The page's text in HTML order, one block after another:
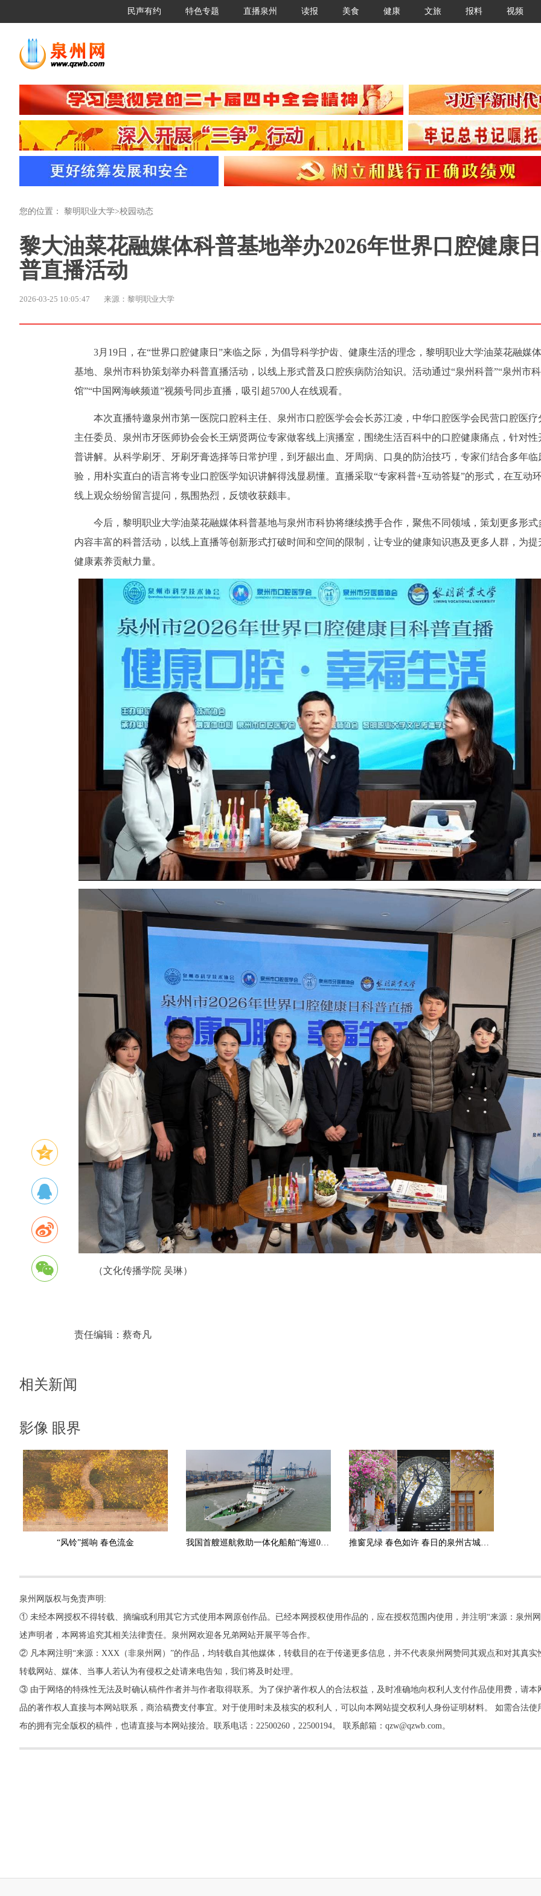
民声有约 特色专题 直播泉州 读报 美食 健康 文旅 报料 视频
您的位置： 黎明职业大学>校园动态
黎大油菜花融媒体科普基地举办2026年世界口腔健康
普直播活动
2026-03-25 10:05:47 来源：黎明职业大学
3月19日，在“世界口腔健康日”来临之际，为倡导科学护齿、健康生活的理念，黎明职业大学油菜花融媒
基地、泉州市科协策划举办科普直播活动，以线上形式普及口腔疾病防治知识。活动通过“泉州科普”“泉州市
馆”“中国网海峡频道”视频号同步直播，吸引超5700人在线观看。
本次直播特邀泉州市第一医院口腔科主任、泉州市口腔医学会会长苏江凌，中华口腔医学会民营口腔医疗
主任委员、泉州市牙医师协会会长王炳贤两位专家做客线上演播室，围绕生活百科中的口腔健康痛点，针对性
普讲解。从科学刷牙、牙刷牙膏选择等日常护理，到牙龈出血、牙周病、口臭的防治技巧，专家们结合多年临
验，用朴实直白的语言将专业口腔医学知识讲解得浅显易懂。直播采取“专家科普+互动答疑”的形式，在互动
线上观众纷纷留言提问，氛围热烈，反馈收获颇丰。
今后，黎明职业大学油菜花融媒体科普基地与泉州市科协将继续携手合作，聚焦不同领域，策划更多形式
内容丰富的科普活动，以线上直播等创新形式打破时间和空间的限制，让专业的健康知识惠及更多人群，为提
健康素养贡献力量。
（文化传播学院 吴琳）
责任编辑： 蔡奇凡
相关新闻
影像 眼界
“风铃”摇响 春色流金 我国首艘巡航救助一体化船舶“海巡01”轮抵达泉州 推窗见绿 春色如许 春日的泉州古城透着生机与悠然
泉州网版权与免责声明:
① 未经本网授权不得转载、摘编或利用其它方式使用本网原创作品。已经本网授权使用作品的，应在授权范围内使用，并注明“来源：泉州
述声明者，本网将追究其相关法律责任。泉州网欢迎各兄弟网站开展平等合作。
② 凡本网注明“来源：XXX（非泉州网）”的作品，均转载自其他媒体，转载目的在于传递更多信息，并不代表泉州网赞同其观点和对其真实
转载网站、媒体、当事人若认为有侵权之处请来电告知，我们将及时处理。
③ 由于网络的特殊性无法及时确认稿件作者并与作者取得联系。为了保护著作权人的合法权益，及时准确地向权利人支付作品使用费，请本
品的著作权人直接与本网站联系，商洽稿费支付事宜。对于使用时未及核实的权利人，可以向本网站提交权利人身份证明材料。 如需合法使
布的拥有完全版权的稿件，也请直接与本网站接洽。联系电话：22500260，22500194。 联系邮箱：qzw@qzwb.com。